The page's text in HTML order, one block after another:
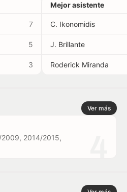
7
5
3
Mejor asistente
C. Ikonomidis
J. Brillante
Roderick Miranda
Ver más
2014/2015,